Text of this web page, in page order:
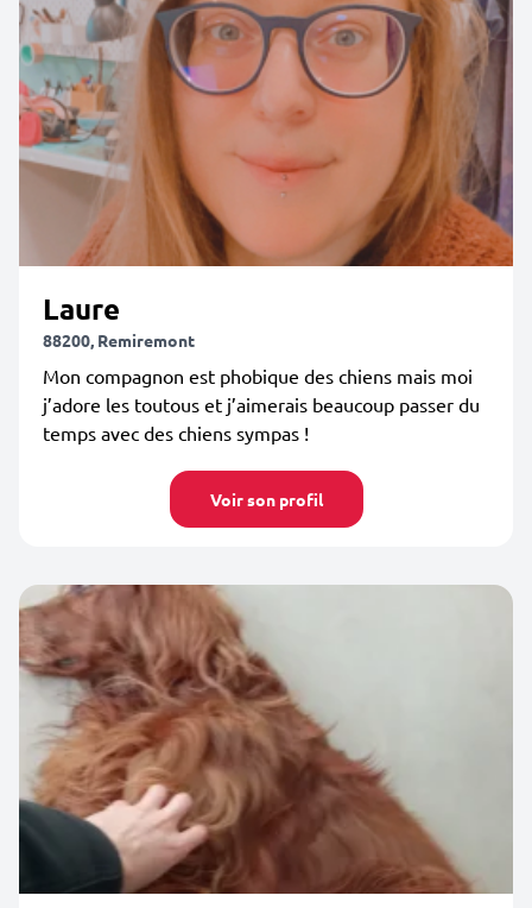
Laure
88200, Remiremont
Mon compagnon est phobique des chiens mais moi
j’adore les toutous et j’aimerais beaucoup passer du
temps avec des chiens sympas !
Voir son profil